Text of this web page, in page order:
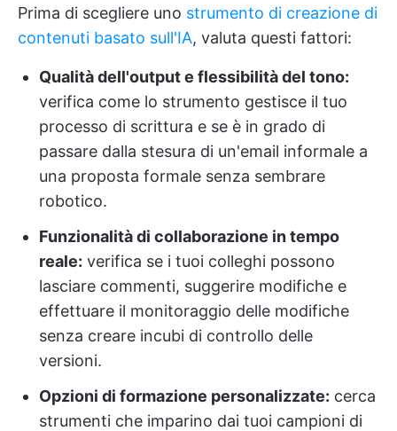
Prima di scegliere uno strumento di creazione di
contenuti basato sull'IA, valuta questi fattori:
Qualità dell'output e flessibilità del tono:
verifica come lo strumento gestisce il tuo
processo di scrittura e se è in grado di
passare dalla stesura di un'email informale a
una proposta formale senza sembrare
robotico.
Funzionalità di collaborazione in tempo
reale: verifica se i tuoi colleghi possono
lasciare commenti, suggerire modifiche e
effettuare il monitoraggio delle modifiche
senza creare incubi di controllo delle
versioni.
Opzioni di formazione personalizzate: cerca
strumenti che imparino dai tuoi campioni di